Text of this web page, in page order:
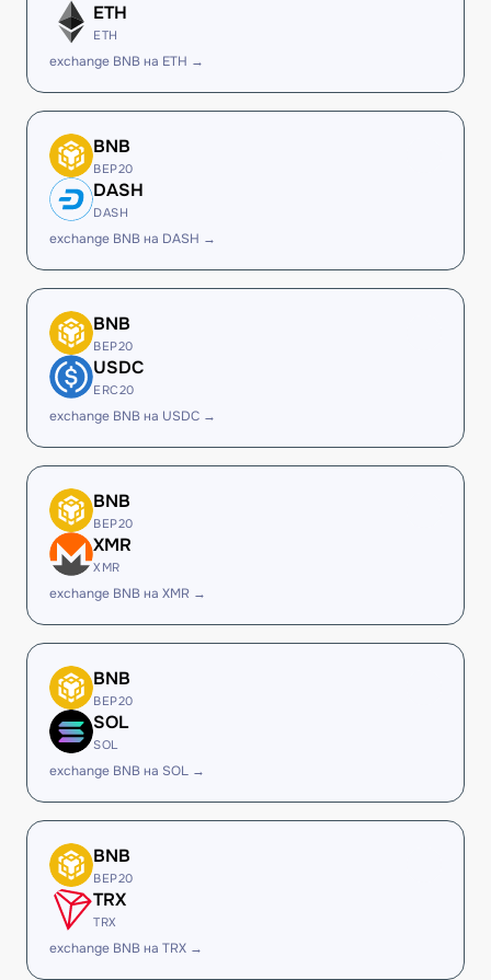
ETH
ETH
exchange BNB на ETH →
BNB
BEP20
DASH
DASH
exchange BNB на DASH →
BNB
BEP20
USDC
ERC20
exchange BNB на USDC →
BNB
BEP20
XMR
XMR
exchange BNB на XMR →
BNB
BEP20
SOL
SOL
exchange BNB на SOL →
BNB
BEP20
TRX
TRX
exchange BNB на TRX →